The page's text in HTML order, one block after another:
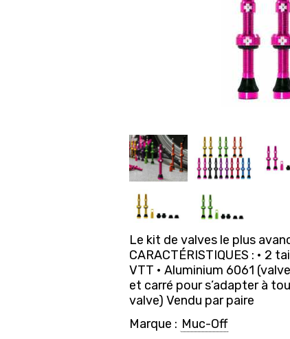
Le kit de valves le plus
CARACTÉRISTIQUES : • 2
VTT • Aluminium 6061
et carré pour s’adapter à
valve) Vendu par paire
Marque : Muc-Off